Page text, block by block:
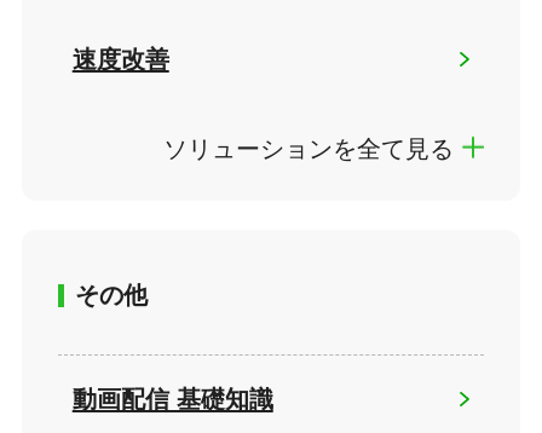
速度改善
ソリューションを全て見る
その他
動画配信 基礎知識